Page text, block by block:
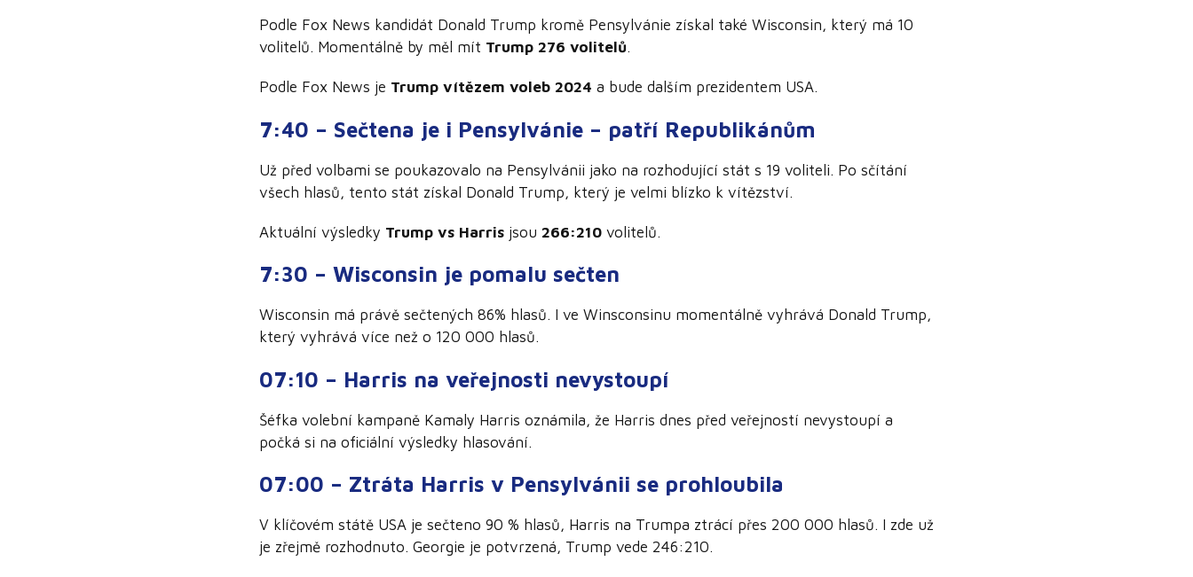
Podle Fox News kandidát Donald Trump kromě Pensylvánie získal také Wisconsin, který má 10
volitelů. Momentálně by měl mít Trump 276 volitelů.
Podle Fox News je Trump vítězem voleb 2024 a bude dalším prezidentem USA.
7:40 – Sečtena je i Pensylvánie – patří Republikánům
Už před volbami se poukazovalo na Pensylvánii jako na rozhodující stát s 19 voliteli. Po sčítání
všech hlasů, tento stát získal Donald Trump, který je velmi blízko k vítězství.
Aktuální výsledky Trump vs Harris jsou 266:210 volitelů.
7:30 – Wisconsin je pomalu sečten
Wisconsin má právě sečtených 86% hlasů. I ve Winsconsinu momentálně vyhrává Donald Trump,
který vyhrává více než o 120 000 hlasů.
07:10 – Harris na veřejnosti nevystoupí
Šéfka volební kampaně Kamaly Harris oznámila, že Harris dnes před veřejností nevystoupí a
počká si na oficiální výsledky hlasování.
07:00 – Ztráta Harris v Pensylvánii se prohloubila
V klíčovém státě USA je sečteno 90 % hlasů, Harris na Trumpa ztrácí přes 200 000 hlasů. I zde už
je zřejmě rozhodnuto. Georgie je potvrzená, Trump vede 246:210.